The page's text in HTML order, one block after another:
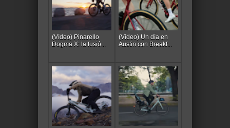
(Vídeo) Pinarello
Dogma X: la fusió...
(Vídeo) Un día en
Austin con Breakf...